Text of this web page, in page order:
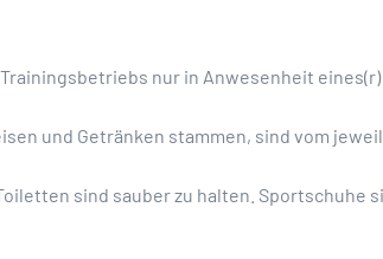
nur in Anwesenheit
und Getränken stammen, sind vom
sind sauber zu halten.